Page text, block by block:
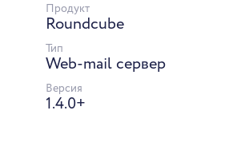
Продукт
Roundcube
Тип
Web-mail сервер
Версия
1.4.0+